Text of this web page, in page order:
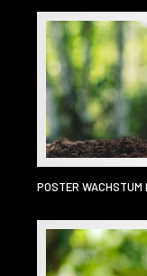
VON UPPSALA, DAS
POSTER WACHSTUM